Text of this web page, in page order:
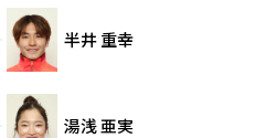
半井 重幸
湯浅 亜実